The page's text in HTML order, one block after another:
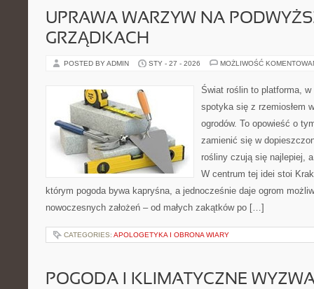
UPRAWA WARZYW NA
GRZĄDKACH
POSTED BY ADMIN STY - 27 - 2026 MOŻLIWOŚĆ
Świat roślin to platforma, w
spotyka się z rzemiosłem
ogrodów. To opowieść o
zamienić się w
rośliny czują się najlepiej,
W centrum tej idei stoi
którym pogoda bywa kapryśna, a jednocześnie daje ogrom
nowoczesnych założeń – od małych zakątków po […]
CATEGORIES: APOLOGETYKA I OBRONA WIARY
POGODA I KLIMATYCZNE